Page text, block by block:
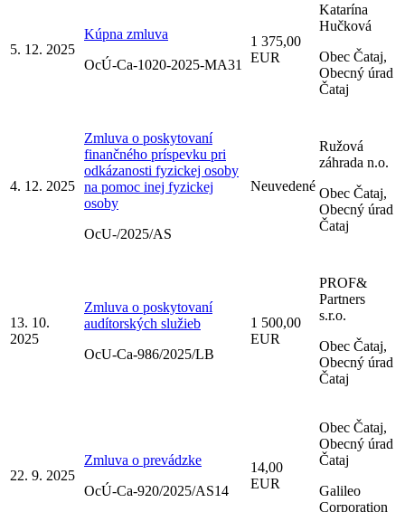
5. 12. 2025
Kúpna zmluva
OcÚ-Ca-1020-2025-MA31
1 375,00
EUR
Katarína
Hučková
Obec Čataj,
Obecný úrad
Čataj
4. 12. 2025
Zmluva o poskytovaní
finančného príspevku pri
odkázanosti fyzickej osoby
na pomoc inej fyzickej
osoby
OcU-/2025/AS
Neuvedené
Ružová
záhrada n.o.
Obec Čataj,
Obecný úrad
Čataj
13. 10.
2025
Zmluva o poskytovaní
audítorských služieb
OcU-Ca-986/2025/LB
1 500,00
EUR
PROF&
Partners
s.r.o.
Obec Čataj,
Obecný úrad
Čataj
22. 9. 2025
Zmluva o prevádzke
OcÚ-Ca-920/2025/AS14
14,00
EUR
Obec Čataj,
Obecný úrad
Čataj
Galileo
Corporation